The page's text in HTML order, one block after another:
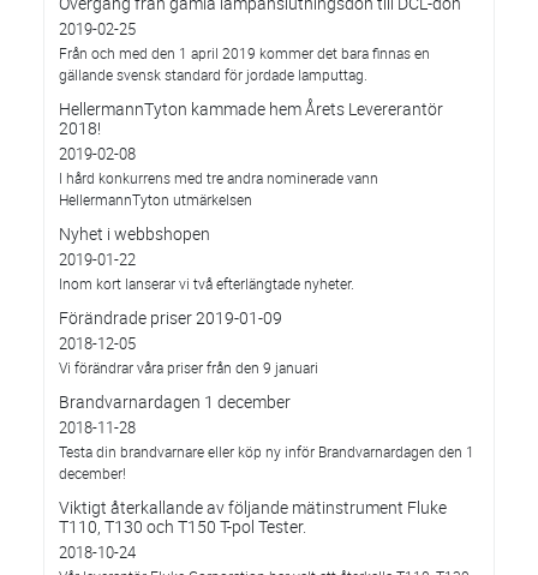
2019-02-25
Från och med den 1 april 2019 kommer det bara finnas en
gällande svensk standard för jordade lamputtag.
HellermannTyton kammade hem Årets Levererantör
2018!
2019-02-08
I hård konkurrens med tre andra nominerade vann
HellermannTyton utmärkelsen
Nyhet i webbshopen
2019-01-22
Inom kort lanserar vi två efterlängtade nyheter.
Förändrade priser 2019-01-09
2018-12-05
Vi förändrar våra priser från den 9 januari
Brandvarnardagen 1 december
2018-11-28
Testa din brandvarnare eller köp ny inför Brandvarnardagen den 1
december!
Viktigt återkallande av följande mätinstrument Fluke
T110, T130 och T150 T-pol Tester.
2018-10-24